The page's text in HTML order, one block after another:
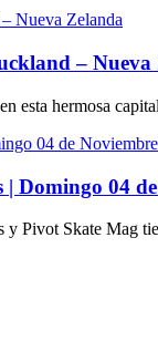
– Nueva
esta hermosa
Domingo 04
Pivot Skate Mag